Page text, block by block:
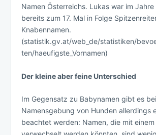
Namen Österreichs. Lukas war im
bereits zum 17. Mal in Folge
Knabennamen.
(statistik.gv.at/web_de/statistiken/
ten/haeufigste_Vornamen)
Der kleine aber feine Unterschied
Im Gegensatz zu Babynamen gibt es
Namensgebung von Hunden allerdings
beachtet werden: Namen, die mit einem